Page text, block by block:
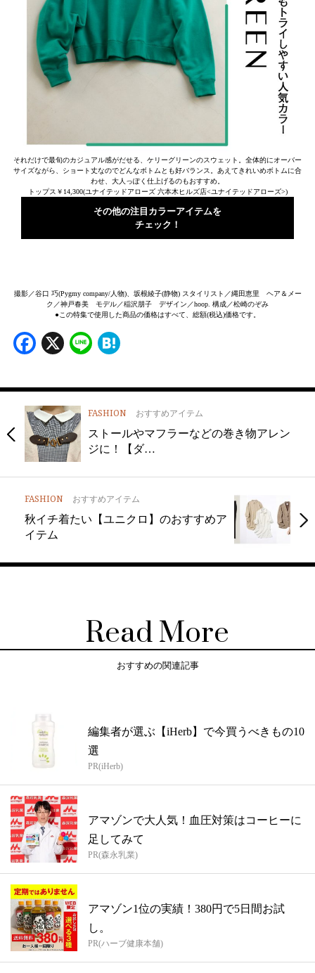
それだけで最旬のカジュアル感がだせる、ケリーグリーンのスウェット。全体的にオーバー
サイズながら、ショート丈なのでどんなボトムとも好バランス。あえてきれいめボトムに合
わせ、大人っぽく仕上げるのもおすすめ。
トップス￥14,300(ユナイテッドアローズ 六本木ヒルズ店<ユナイテッドアローズ>)
その他の注目カラーアイテムを
チェック！
撮影／谷口 巧(Pygmy company/人物)、坂根綾子(静物) スタイリスト／縄田恵里 ヘア＆メー
ク／神戸春美 モデル／稲沢朋子 デザイン／hoop. 構成／松崎のぞみ
●この特集で使用した商品の価格はすべて、総額(税込)価格です。
Facebook
X Line
FASHION おすすめアイテム
ストールやマフラーなどの巻き物アレン
ジに！【ダ…
FASHION おすすめアイテム
秋イチ着たい【ユニクロ】のおすすめア
イテム
Read More
おすすめの関連記事
編集者が選ぶ【iHerb】で今買うべきもの10
選
PR(iHerb)
アマゾンで大人気！血圧対策はコーヒーに
足してみて
PR(森永乳業)
アマゾン1位の実績！380円で5日間お試
し。
PR(ハーブ健康本舗)